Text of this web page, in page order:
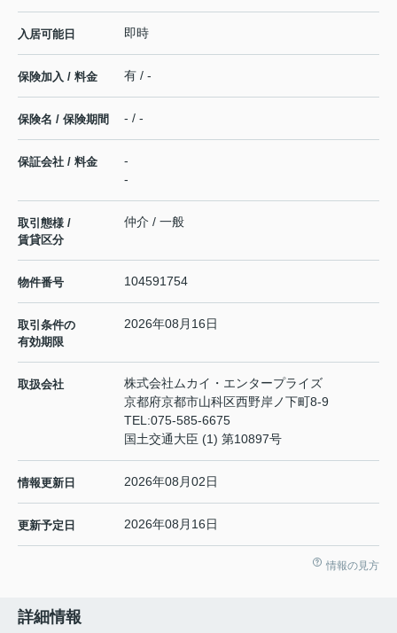
入居可能日 即時
保険加入 / 料金 有 / -
保険名 / 保険期間 - / -
保証会社 / 料金
-
-
取引態様 /
賃貸区分
仲介 / 一般
物件番号 104591754
取引条件の
有効期限
2026年08月16日
取扱会社
株式会社ムカイ・エンタープライズ
京都府京都市山科区西野岸ノ下町8-9
TEL:075-585-6675
国土交通大臣 (1) 第10897号
情報更新日 2026年08月02日
更新予定日 2026年08月16日
情報の見方
詳細情報